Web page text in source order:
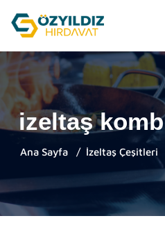
izeltaş
Ana Sayfa İzeltaş Çeşitleri